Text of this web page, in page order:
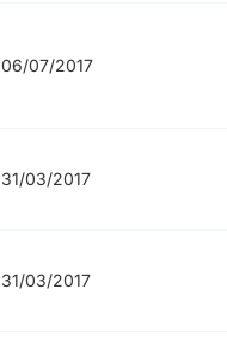
06/07/2017
31/03/2017
31/03/2017